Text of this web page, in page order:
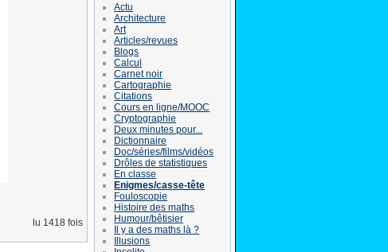
lu 1418 fois
Actu
Architecture
Art
Articles/revues
Blogs
Calcul
Carnet noir
Cartographie
Citations
Cours en ligne/MOOC
Cryptographie
Deux minutes pour...
Dictionnaire
Doc/séries/films/vidéos
Drôles de statistiques
En classe
Enigmes/casse-tête
Fouloscopie
Histoire des maths
Humour/bêtisier
Il y a des maths là ?
Illusions